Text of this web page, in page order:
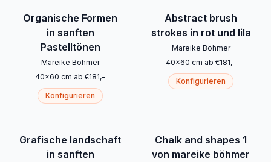
Organische Formen
in sanften
Pastelltönen
Mareike Böhmer
40x60 cm ab €181,-
Konfigurieren
Abstract brush
strokes in rot und lila
Mareike Böhmer
40x60 cm ab €181,-
Konfigurieren
Grafische landschaft
in sanften
Chalk and shapes 1
von mareike böhmer